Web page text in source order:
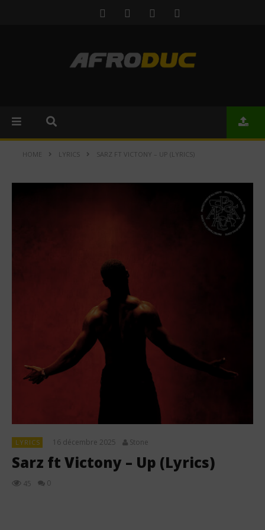
HOME LYRICS SARZ FT VICTONY – UP (LYRICS)
LYRICS 16 décembre 2025 Stone
Sarz ft Victony – Up (Lyrics)
45 0